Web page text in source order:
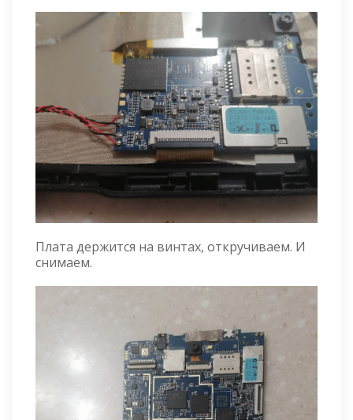
Плата держится на винтах, откручиваем. И
снимаем.